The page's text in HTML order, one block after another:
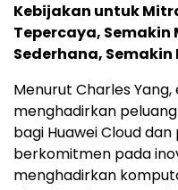
Kebijakan untuk
Tepercaya,
Sederhana,
Menurut Charles
menghadirkan
bagi Huawei Cloud
berkomitmen pada
menghadirkan